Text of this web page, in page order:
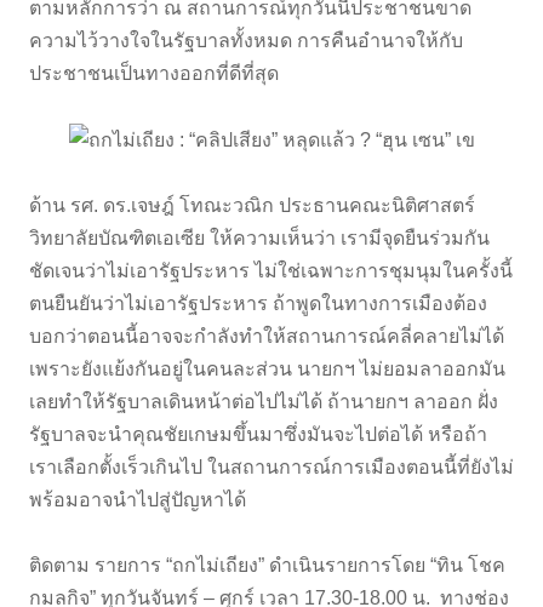
ตามหลักการว่า ณ สถานการณ์ทุกวันนี้ประชาชนขาด
ความไว้วางใจในรัฐบาลทั้งหมด การคืนอำนาจให้กับ
ประชาชนเป็นทางออกที่ดีที่สุด
ด้าน รศ. ดร.เจษฎ์ โทณะวณิก ประธานคณะนิติศาสตร์
วิทยาลัยบัณฑิตเอเซีย ให้ความเห็นว่า เรามีจุดยืนร่วมกัน
ชัดเจนว่าไม่เอารัฐประหาร ไม่ใช่เฉพาะการชุมนุมในครั้งนี้
ตนยืนยันว่าไม่เอารัฐประหาร ถ้าพูดในทางการเมืองต้อง
บอกว่าตอนนี้อาจจะกำลังทำให้สถานการณ์คลี่คลายไม่ได้
เพราะยังแย้งกันอยู่ในคนละส่วน นายกฯ ไม่ยอมลาออกมัน
เลยทำให้รัฐบาลเดินหน้าต่อไปไม่ได้ ถ้านายกฯ ลาออก ฝั่ง
รัฐบาลจะนำคุณชัยเกษมขึ้นมาซึ่งมันจะไปต่อได้ หรือถ้า
เราเลือกตั้งเร็วเกินไป ในสถานการณ์การเมืองตอนนี้ที่ยังไม่
พร้อมอาจนำไปสู่ปัญหาได้
ติดตาม รายการ “ถกไม่เถียง” ดำเนินรายการโดย “ทิน โชค
กมลกิจ” ทุกวันจันทร์ – ศุกร์ เวลา 17.30-18.00 น. ทางช่อง